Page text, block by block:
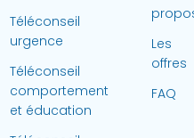
Téléconseil
urgence
Téléconseil
comportement
et éducation
Les
offres
FAQ